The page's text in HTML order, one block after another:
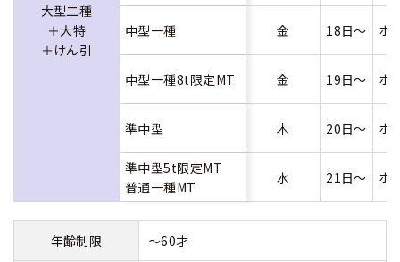
大型二種
＋大特
＋けん引
中型一種 金 18日～ ホ
中型一種8t限定MT 金 19日～ ホ
準中型 木 20日～ ホ
準中型5t限定MT
普通一種MT
水 21日～ ホ
年齢制限 ～60才